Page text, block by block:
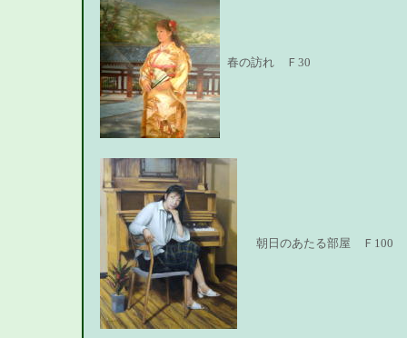
春の訪れ Ｆ30
朝日のあたる部屋 Ｆ100